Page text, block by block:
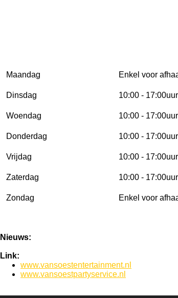
Maandag Enkel voor
Dinsdag 10:00 - 17:00uur
Woendag 10:00 - 17:00uur
Donderdag 10:00 - 17:00uur
Vrijdag 10:00 - 17:00uur
Zaterdag 10:00 - 17:00uur
Zondag Enkel voor
Nieuws:
Link:
www.vansoestentertainment.nl
www.vansoestpartyservice.nl